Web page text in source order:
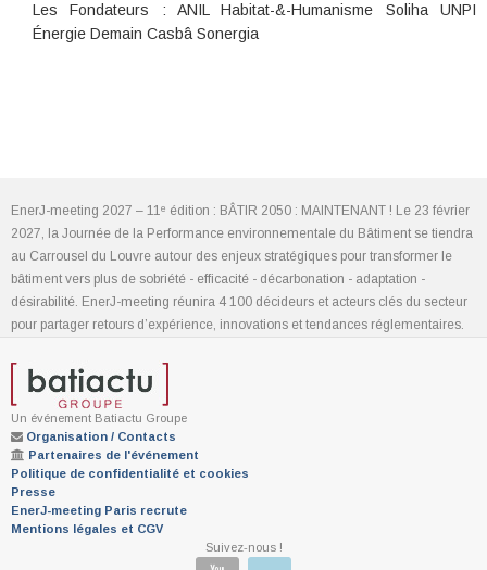
Les Fondateurs : ANIL Habitat-&-Humanisme Soliha UNPI
Énergie Demain Casbâ Sonergia
EnerJ-meeting 2027 – 11ᵉ édition : BÂTIR 2050 : MAINTENANT ! Le 23 février
2027, la Journée de la Performance environnementale du Bâtiment se tiendra
au Carrousel du Louvre autour des enjeux stratégiques pour transformer le
bâtiment vers plus de sobriété - efficacité - décarbonation - adaptation -
désirabilité. EnerJ-meeting réunira 4 100 décideurs et acteurs clés du secteur
pour partager retours d’expérience, innovations et tendances réglementaires.
Un événement Batiactu Groupe
Organisation / Contacts
Partenaires de l'événement
Politique de confidentialité et cookies
Presse
EnerJ-meeting Paris recrute
Mentions légales et CGV
Suivez-nous !